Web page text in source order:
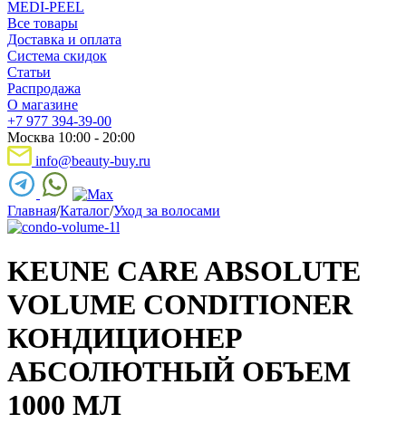
MEDI-PEEL
Все товары
Доставка и оплата
Система скидок
Статьи
Распродажа
О магазине
+7 977 394-39-00
Москва 10:00 - 20:00
info@beauty-buy.ru
Главная/Каталог/Уход за волосами
KEUNE CARE ABSOLUTE
VOLUME CONDITIONER
КОНДИЦИОНЕР
АБСОЛЮТНЫЙ ОБЪЕМ
1000 МЛ